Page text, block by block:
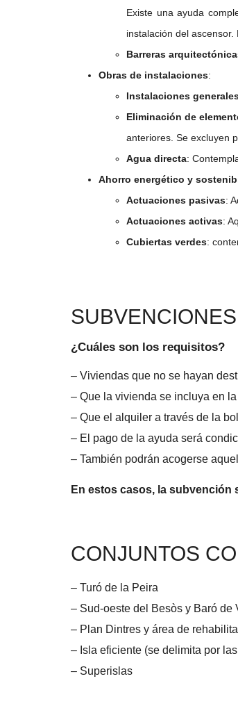
Existe una ayuda
instalación del
Barreras
Obras de instalaciones:
Instalaciones
Eliminación de
anteriores. Se excluyen
Agua directa:
Ahorro energético y
Actuaciones pasivas:
Actuaciones activas:
Cubiertas verdes:
¿Cuáles son los requisitos?
– Viviendas que no se hayan
– Que la vivienda se incluya en
– Que el alquiler a través de la
– El pago de la ayuda será
– También podrán acogerse
En estos casos, la subvención
CONJUNTOS
– Turó de la Peira
– Sud-oeste del Besòs y Baró de
– Plan Dintres y área de
– Isla eficiente (se delimita por
– Superislas